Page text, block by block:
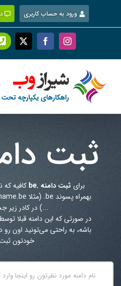
content
ورود به حساب کاربری
Instagram
Facebook
X
ثبت
برای ثبت دامنه .be
کافیه که
بهمراه پسوند .be
...) در کادر زیر
در صورتی که این دامنه قبلا
باشه، به راحتی می‌تونید اون رو
خودتون